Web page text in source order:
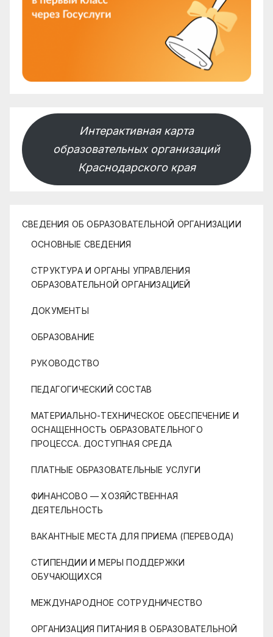
Интерактивная карта
образовательных организаций
Краснодарского края
СВЕДЕНИЯ ОБ ОБРАЗОВАТЕЛЬНОЙ ОРГАНИЗАЦИИ
ОСНОВНЫЕ СВЕДЕНИЯ
СТРУКТУРА И ОРГАНЫ УПРАВЛЕНИЯ
ОБРАЗОВАТЕЛЬНОЙ ОРГАНИЗАЦИЕЙ
ДОКУМЕНТЫ
ОБРАЗОВАНИЕ
РУКОВОДСТВО
ПЕДАГОГИЧЕСКИЙ СОСТАВ
МАТЕРИАЛЬНО-ТЕХНИЧЕСКОЕ ОБЕСПЕЧЕНИЕ И
ОСНАЩЕННОСТЬ ОБРАЗОВАТЕЛЬНОГО
ПРОЦЕССА. ДОСТУПНАЯ СРЕДА
ПЛАТНЫЕ ОБРАЗОВАТЕЛЬНЫЕ УСЛУГИ
ФИНАНСОВО — ХОЗЯЙСТВЕННАЯ
ДЕЯТЕЛЬНОСТЬ
ВАКАНТНЫЕ МЕСТА ДЛЯ ПРИЕМА (ПЕРЕВОДА)
СТИПЕНДИИ И МЕРЫ ПОДДЕРЖКИ
ОБУЧАЮЩИХСЯ
МЕЖДУНАРОДНОЕ СОТРУДНИЧЕСТВО
ОРГАНИЗАЦИЯ ПИТАНИЯ В ОБРАЗОВАТЕЛЬНОЙ